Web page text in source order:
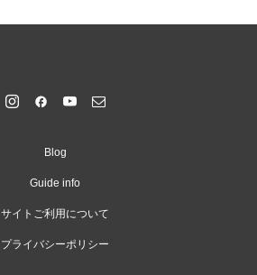
Blog
Guide info
サイトご利用について
プライバシーポリシー